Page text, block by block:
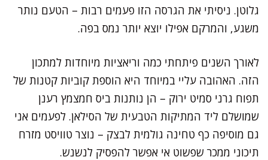
גלוטן. ניסיתי את הגרסה הזו פעמים רבות – הטעם נותר
משגע, והמרקם אפילו יוצא יותר נמס בפה.
לאורך השנים פיתחתי כמה וריאציות מיוחדות למתכון
הזה. האהובה עליי במיוחד היא הוספת קוביות קטנות של
תפוח גרני סמיט ירוק – הן נותנות ביס חמצמץ רענן
שמושלם ליד המתיקות הטבעית של הסילאן. לפעמים אני
גם מוסיפה כף טחינה גולמית לבצק – נוצר טוויסט מזרח
תיכוני ממכר שפשוט אי אפשר להפסיק לנשנש.